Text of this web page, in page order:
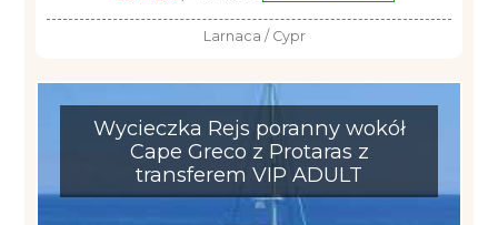
Larnaca / Cypr
Wycieczka Rejs poranny wokół
Cape Greco z Protaras z
transferem VIP ADULT